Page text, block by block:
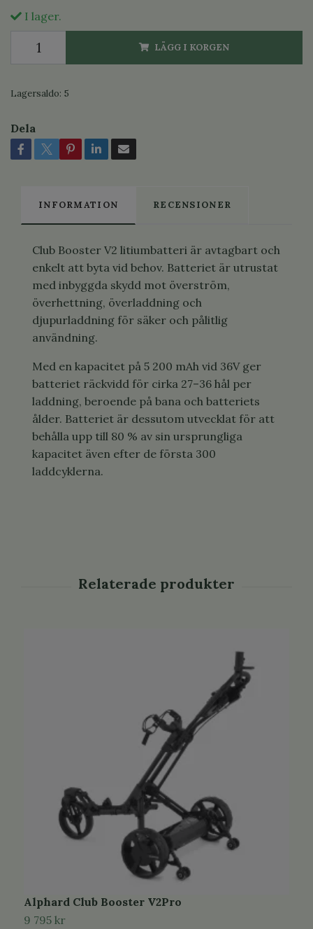
I lager.
LÄGG I KORGEN
Lagersaldo: 5
Dela
INFORMATION RECENSIONER
Club Booster V2 litiumbatteri är avtagbart och
enkelt att byta vid behov. Batteriet är utrustat
med inbyggda skydd mot överström,
överhettning, överladdning och
djupurladdning för säker och pålitlig
användning.
Med en kapacitet på 5 200 mAh vid 36V ger
batteriet räckvidd för cirka 27–36 hål per
laddning, beroende på bana och batteriets
ålder. Batteriet är dessutom utvecklat för att
behålla upp till 80 % av sin ursprungliga
kapacitet även efter de första 300
laddcyklerna.
Alphard Club Booster V2Pro
9 795 kr